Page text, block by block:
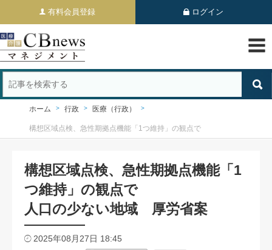
有料会員登録 ログイン
ホーム 行政 医療（行政）
構想区域点検、急性期拠点機能「1つ維持」の観点で
構想区域点検、急性期拠点機能「1
つ維持」の観点で
人口の少ない地域 厚労省案
2025年08月27日 18:45